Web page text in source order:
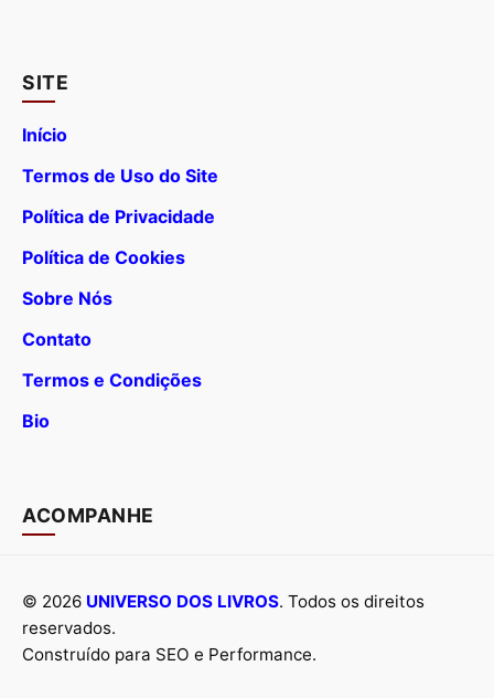
SITE
Início
Termos de Uso do Site
Política de Privacidade
Política de Cookies
Sobre Nós
Contato
Termos e Condições
Bio
ACOMPANHE
© 2026 UNIVERSO DOS LIVROS. Todos os direitos
reservados.
Construído para SEO e Performance.